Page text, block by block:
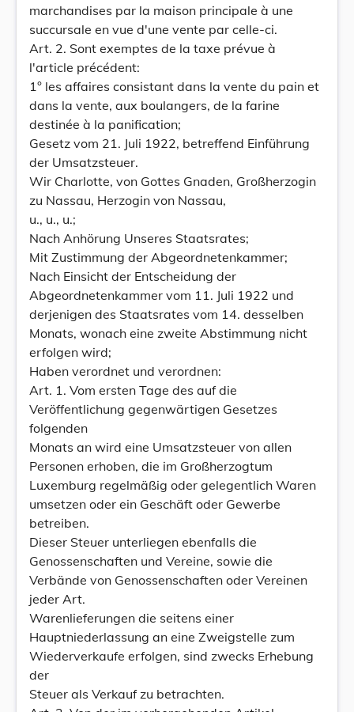
marchandises par la maison principale à une
succursale en vue d'une vente par celle-ci.
Art. 2. Sont exemptes de la taxe prévue à
l'article précédent:
1° les affaires consistant dans la vente du pain et
dans la vente, aux boulangers, de la farine
destinée à la panification;
Gesetz vom 21. Juli 1922, betreffend Einführung
der Umsatzsteuer.
Wir Charlotte, von Gottes Gnaden, Großherzogin
zu Nassau, Herzogin von Nassau,
u., u., u.;
Nach Anhörung Unseres Staatsrates;
Mit Zustimmung der Abgeordnetenkammer;
Nach Einsicht der Entscheidung der
Abgeordnetenkammer vom 11. Juli 1922 und
derjenigen des Staatsrates vom 14. desselben
Monats, wonach eine zweite Abstimmung nicht
erfolgen wird;
Haben verordnet und verordnen:
Art. 1. Vom ersten Tage des auf die
Veröffentlichung gegenwärtigen Gesetzes
folgenden
Monats an wird eine Umsatzsteuer von allen
Personen erhoben, die im Großherzogtum
Luxemburg regelmäßig oder gelegentlich Waren
umsetzen oder ein Geschäft oder Gewerbe
betreiben.
Dieser Steuer unterliegen ebenfalls die
Genossenschaften und Vereine, sowie die
Verbände von Genossenschaften oder Vereinen
jeder Art.
Warenlieferungen die seitens einer
Hauptniederlassung an eine Zweigstelle zum
Wiederverkaufe erfolgen, sind zwecks Erhebung
der
Steuer als Verkauf zu betrachten.